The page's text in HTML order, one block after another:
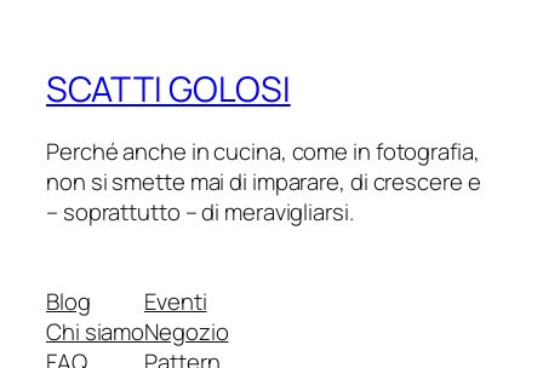
SCATTI GOLOSI
Perché anche in cucina, come in fotografia,
non si smette mai di imparare, di crescere e
– soprattutto – di meravigliarsi.
Blog
Chi siamo
Eventi
Negozio